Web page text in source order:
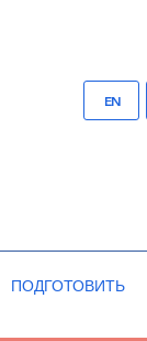
EN
ПОДГОТОВИТЬ